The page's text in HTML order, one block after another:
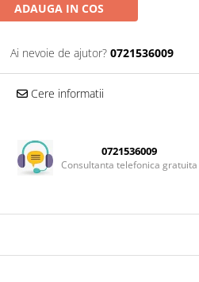
ADAUGA IN COS
Ai nevoie de ajutor? 0721536009
Cere informatii
0721536009
Consultanta telefonica gratuita